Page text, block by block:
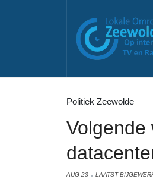
Politiek Zeewolde
Volgende
AUG 23 LAATST